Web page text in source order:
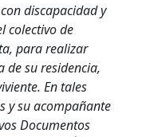
discapacidad y
colectivo de
para realizar
de su residencia,
En tales
y su acompañante
Documentos